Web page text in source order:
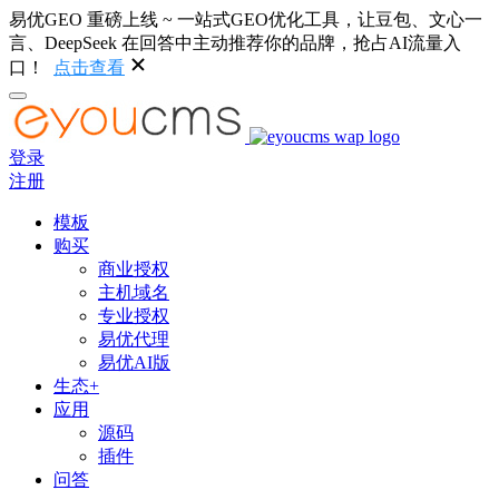
易优GEO 重磅上线 ~ 一站式GEO优化工具，让豆包、文心一
言、DeepSeek 在回答中主动推荐你的品牌，抢占AI流量入
口！
点击查看
登录
注册
模板
购买
商业授权
主机域名
专业授权
易优代理
易优AI版
生态+
应用
源码
插件
问答